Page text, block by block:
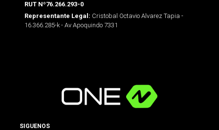
RUT Nº76.266.293-0
Representante Legal: Cristobal Octavio Alvarez Tapia -
16.366.285-k - Av Apoquindo 7331
SIGUENOS